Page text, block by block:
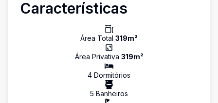
Características
Área Total 319m²
Área Privativa 319m²
4 Dormitórios
5 Banheiros